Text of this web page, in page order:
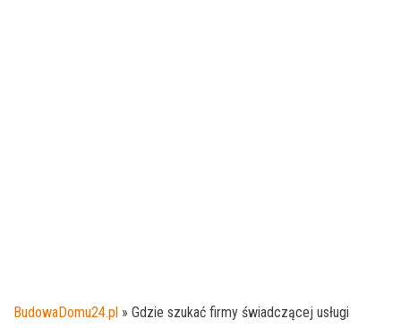
BudowaDomu24.pl » Gdzie szukać firmy świadczącej usługi